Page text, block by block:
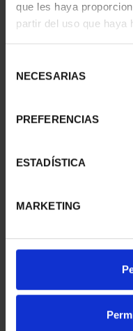
que les haya
partir del uso que haya
NECESARIAS
PREFERENCIAS
ESTADÍSTICA
MARKETING
- BILBAO
73,00 €